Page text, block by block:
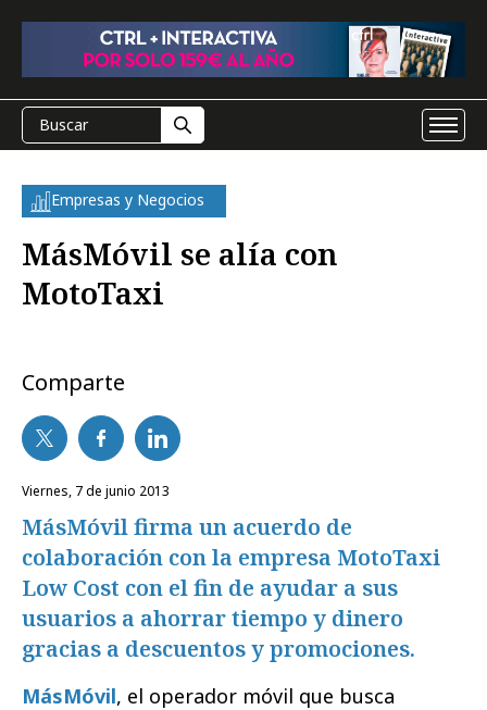
Empresas y Negocios
MásMóvil se alía con
MotoTaxi
Comparte
viernes, 7 de junio 2013
MásMóvil firma un acuerdo de
colaboración con la empresa MotoTaxi
Low Cost con el fin de ayudar a sus
usuarios a ahorrar tiempo y dinero
gracias a descuentos y promociones.
MásMóvil, el operador móvil que busca